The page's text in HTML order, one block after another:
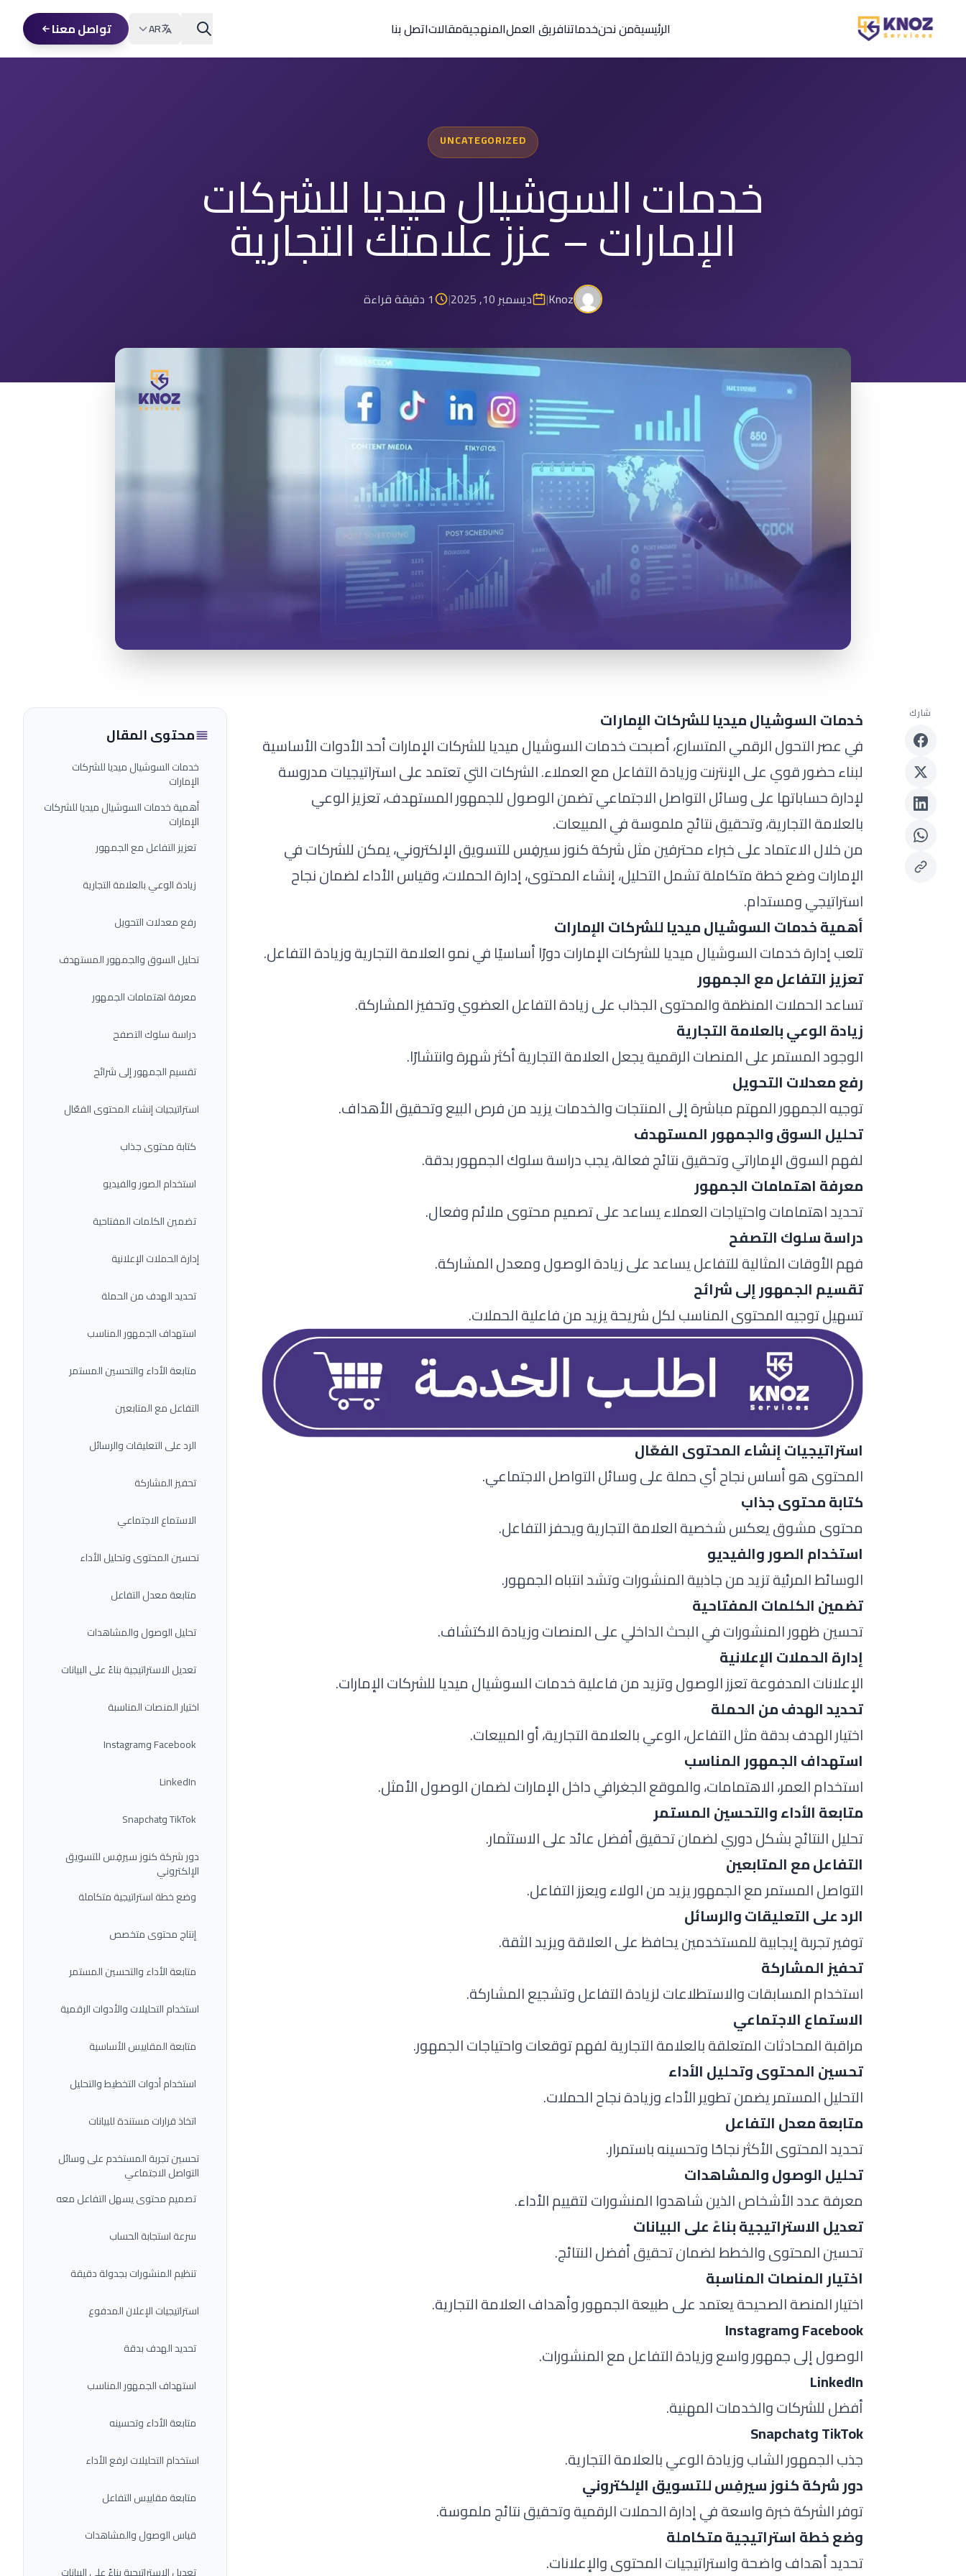
الرئيسيةمن نحنخدماتنافريق العملالمنهجيةمقالاتاتصل بنا AR تواصل معنا
UNCATEGORIZED
خدمات السوشيال ميديا للشركات
الإمارات – عزز علامتك التجارية
Knoz
| ديسمبر 10, 2025 | 1 دقيقة قراءة
شارك
خدمات السوشيال ميديا للشركات الإمارات
في عصر التحول الرقمي المتسارع، أصبحت خدمات السوشيال ميديا للشركات الإمارات أحد الأدوات الأساسية
لبناء حضور قوي على الإنترنت وزيادة التفاعل مع العملاء. الشركات التي تعتمد على استراتيجيات مدروسة
لإدارة حساباتها على وسائل التواصل الاجتماعي تضمن الوصول للجمهور المستهدف، تعزيز الوعي
بالعلامة التجارية، وتحقيق نتائج ملموسة في المبيعات.
من خلال الاعتماد على خبراء محترفين مثلشركة كنوز سيرفِسللتسويق الإلكتروني، يمكن للشركات في
الإمارات وضع خطة متكاملة تشمل التحليل، إنشاء المحتوى، إدارة الحملات، وقياس الأداء لضمان نجاح
استراتيجي ومستدام.
أهمية خدمات السوشيال ميديا للشركات الإمارات
تلعب إدارة خدمات السوشيال ميديا للشركات الإمارات دورًا أساسيًا في نمو العلامة التجارية وزيادة التفاعل.
تعزيز التفاعل مع الجمهور
تساعد الحملات المنظمة والمحتوى الجذاب على زيادة التفاعل العضوي وتحفيز المشاركة.
زيادة الوعي بالعلامة التجارية
الوجود المستمر على المنصات الرقمية يجعل العلامة التجارية أكثر شهرة وانتشارًا.
رفع معدلات التحويل
توجيه الجمهور المهتم مباشرة إلى المنتجات والخدمات يزيد من فرص البيع وتحقيق الأهداف.
تحليل السوق والجمهور المستهدف
لفهم السوق الإماراتي وتحقيق نتائج فعالة، يجب دراسة سلوك الجمهور بدقة.
معرفة اهتمامات الجمهور
تحديد اهتمامات واحتياجات العملاء يساعد على تصميم محتوى ملائم وفعال.
دراسة سلوك التصفح
فهم الأوقات المثالية للتفاعل يساعد على زيادة الوصول ومعدل المشاركة.
تقسيم الجمهور إلى شرائح
تسهيل توجيه المحتوى المناسب لكل شريحة يزيد من فاعلية الحملات.
استراتيجيات إنشاء المحتوى الفعّال
المحتوى هو أساس نجاح أي حملة على وسائل التواصل الاجتماعي.
كتابة محتوى جذاب
محتوى مشوق يعكس شخصية العلامة التجارية ويحفز التفاعل.
استخدام الصور والفيديو
الوسائط المرئية تزيد من جاذبية المنشورات وتشد انتباه الجمهور.
تضمين الكلمات المفتاحية
تحسين ظهور المنشورات في البحث الداخلي على المنصات وزيادة الاكتشاف.
إدارة الحملات الإعلانية
الإعلانات المدفوعة تعزز الوصول وتزيد من فاعلية خدمات السوشيال ميديا للشركات الإمارات.
تحديد الهدف من الحملة
اختيار الهدف بدقة مثل التفاعل، الوعي بالعلامة التجارية، أو المبيعات.
استهداف الجمهور المناسب
استخدام العمر، الاهتمامات، والموقع الجغرافي داخل الإمارات لضمان الوصول الأمثل.
متابعة الأداء والتحسين المستمر
تحليل النتائج بشكل دوري لضمان تحقيق أفضل عائد على الاستثمار.
التفاعل مع المتابعين
التواصل المستمر مع الجمهور يزيد من الولاء ويعزز التفاعل.
الرد على التعليقات والرسائل
توفير تجربة إيجابية للمستخدمين يحافظ على العلاقة ويزيد الثقة.
تحفيز المشاركة
استخدام المسابقات والاستطلاعات لزيادة التفاعل وتشجيع المشاركة.
الاستماع الاجتماعي
مراقبة المحادثات المتعلقة بالعلامة التجارية لفهم توقعات واحتياجات الجمهور.
تحسين المحتوى وتحليل الأداء
التحليل المستمر يضمن تطوير الأداء وزيادة نجاح الحملات.
متابعة معدل التفاعل
تحديد المحتوى الأكثر نجاحًا وتحسينه باستمرار.
تحليل الوصول والمشاهدات
معرفة عدد الأشخاص الذين شاهدوا المنشورات لتقييم الأداء.
تعديل الاستراتيجية بناءً على البيانات
تحسين المحتوى والخطط لضمان تحقيق أفضل النتائج.
اختيار المنصات المناسبة
اختيار المنصة الصحيحة يعتمد على طبيعة الجمهور وأهداف العلامة التجارية.
Facebook وInstagram
الوصول إلى جمهور واسع وزيادة التفاعل مع المنشورات.
LinkedIn
أفضل للشركات والخدمات المهنية.
TikTok وSnapchat
جذب الجمهور الشاب وزيادة الوعي بالعلامة التجارية.
دور شركة كنوز سيرفِس للتسويق الإلكتروني
توفر الشركة خبرة واسعة في إدارة الحملات الرقمية وتحقيق نتائج ملموسة.
وضع خطة استراتيجية متكاملة
تحديد أهداف واضحة واستراتيجيات المحتوى والإعلانات.
محتوى المقال
خدمات السوشيال ميديا للشركات
الإمارات
أهمية خدمات السوشيال ميديا للشركات
الإمارات
تعزيز التفاعل مع الجمهور
زيادة الوعي بالعلامة التجارية
رفع معدلات التحويل
تحليل السوق والجمهور المستهدف
معرفة اهتمامات الجمهور
دراسة سلوك التصفح
تقسيم الجمهور إلى شرائح
استراتيجيات إنشاء المحتوى الفعّال
كتابة محتوى جذاب
استخدام الصور والفيديو
تضمين الكلمات المفتاحية
إدارة الحملات الإعلانية
تحديد الهدف من الحملة
استهداف الجمهور المناسب
متابعة الأداء والتحسين المستمر
التفاعل مع المتابعين
الرد على التعليقات والرسائل
تحفيز المشاركة
الاستماع الاجتماعي
تحسين المحتوى وتحليل الأداء
متابعة معدل التفاعل
تحليل الوصول والمشاهدات
تعديل الاستراتيجية بناءً على البيانات
اختيار المنصات المناسبة
Facebook وInstagram
LinkedIn
TikTok وSnapchat
دور شركة كنوز سيرفِس للتسويق
الإلكتروني
وضع خطة استراتيجية متكاملة
إنتاج محتوى متخصص
متابعة الأداء والتحسين المستمر
استخدام التحليلات والأدوات الرقمية
متابعة المقاييس الأساسية
استخدام أدوات التخطيط والتحليل
اتخاذ قرارات مستندة للبيانات
تحسين تجربة المستخدم على وسائل
التواصل الاجتماعي
تصميم محتوى يسهل التفاعل معه
سرعة استجابة الحساب
تنظيم المنشورات بجدولة دقيقة
استراتيجيات الإعلان المدفوع
تحديد الهدف بدقة
استهداف الجمهور المناسب
متابعة الأداء وتحسينه
استخدام التحليلات لرفع الأداء
متابعة مقاييس التفاعل
قياس الوصول والمشاهدات